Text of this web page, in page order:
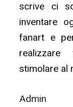
scrive ci
inventare
fanart e
stimolare al
Admin